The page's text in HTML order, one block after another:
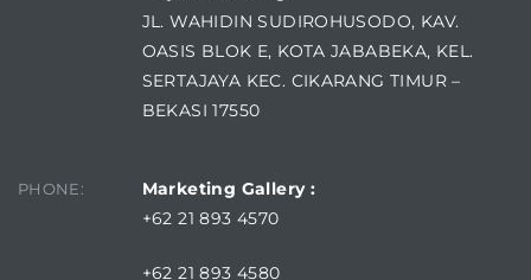
JL. WAHIDIN SUDIROHUSODO, KAV.
OASIS BLOK E, KOTA JABABEKA, KEL.
SERTAJAYA KEC. CIKARANG TIMUR –
BEKASI 17550
PHONE:
Marketing Gallery :
+62 21 893 4570
+62 21 893 4580